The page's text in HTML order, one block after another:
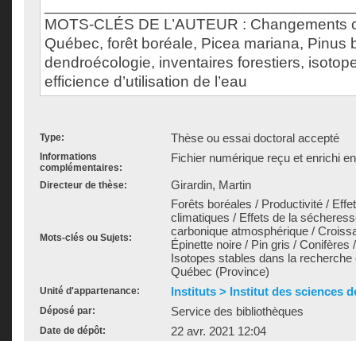
MOTS-CLÉS DE L’AUTEUR : Changements
Québec, forêt boréale, Picea mariana, Pinus
dendroécologie, inventaires forestiers,
efficience d’utilisation de l’eau
Type: Thèse ou essai doctoral accepté
Informations
complémentaires:
Fichier numérique reçu et enrichi
Directeur de thèse: Girardin, Martin
Mots-clés ou Sujets:
Forêts boréales / Productivité /
climatiques / Effets de la
carbonique atmosphérique /
Épinette noire / Pin gris / Conifères
Isotopes stables dans la
Québec (Province)
Unité d'appartenance: Instituts > Institut des sciences
Déposé par: Service des bibliothèques
Date de dépôt: 22 avr. 2021 12:04